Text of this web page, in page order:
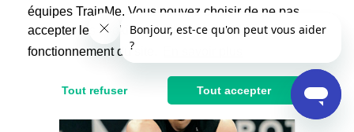
équipes TrainMe. Vous pouvez choisir de ne pas
accepter les cookies non indispensables au
fonctionnement du site.
Tout refuser Tout accepter